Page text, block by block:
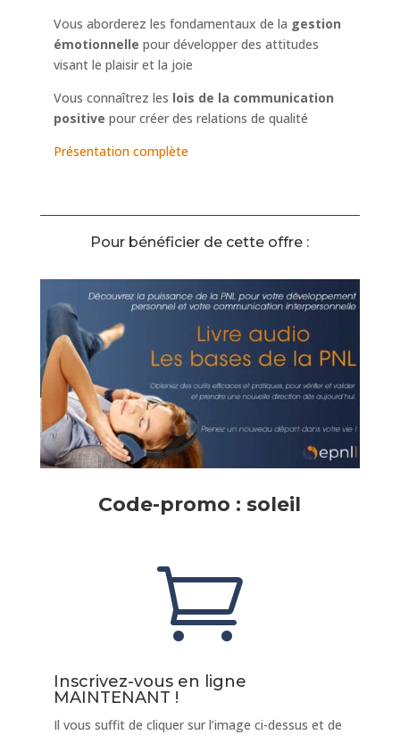
Vous aborderez les fondamentaux de la gestion
émotionnelle pour développer des attitudes
visant le plaisir et la joie
Vous connaîtrez les lois de la communication
positive pour créer des relations de qualité
Présentation complète
Pour bénéficier de cette offre :
Code-promo : soleil

Inscrivez-vous en ligne
MAINTENANT !
Il vous suffit de cliquer sur l’image ci-dessus et de